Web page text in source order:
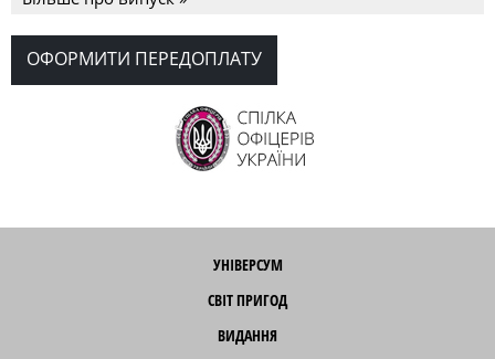
ОФОРМИТИ ПЕРЕДОПЛАТУ
УНІВЕРСУМ
СВІТ ПРИГОД
ВИДАННЯ